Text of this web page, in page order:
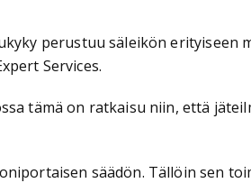
perustuu säleikön erityiseen
Services.
tämä on ratkaisu niin, että
säädön. Tällöin sen